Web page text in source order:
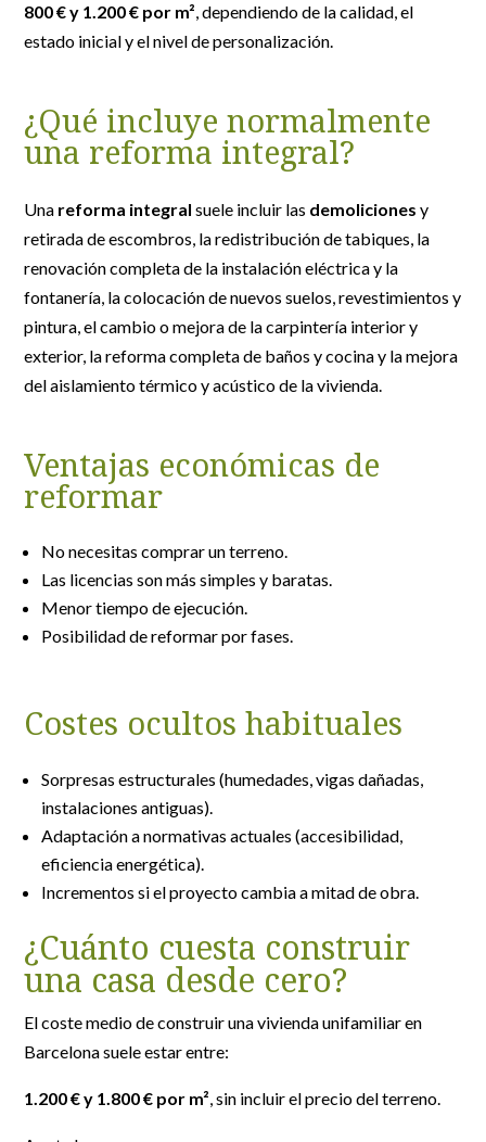
800 € y 1.200 € por m², dependiendo de la calidad, el
estado inicial y el nivel de personalización.
¿Qué incluye normalmente
una reforma integral?
Una reforma integral suele incluir las demoliciones y
retirada de escombros, la redistribución de tabiques, la
renovación completa de la instalación eléctrica y la
fontanería, la colocación de nuevos suelos, revestimientos y
pintura, el cambio o mejora de la carpintería interior y
exterior, la reforma completa de baños y cocina y la mejora
del aislamiento térmico y acústico de la vivienda.
Ventajas económicas de
reformar
No necesitas comprar un terreno.
Las licencias son más simples y baratas.
Menor tiempo de ejecución.
Posibilidad de reformar por fases.
Costes ocultos habituales
Sorpresas estructurales (humedades, vigas dañadas,
instalaciones antiguas).
Adaptación a normativas actuales (accesibilidad,
eficiencia energética).
Incrementos si el proyecto cambia a mitad de obra.
¿Cuánto cuesta construir
una casa desde cero?
El coste medio de construir una vivienda unifamiliar en
Barcelona suele estar entre:
1.200 € y 1.800 € por m² , sin incluir el precio del terreno.